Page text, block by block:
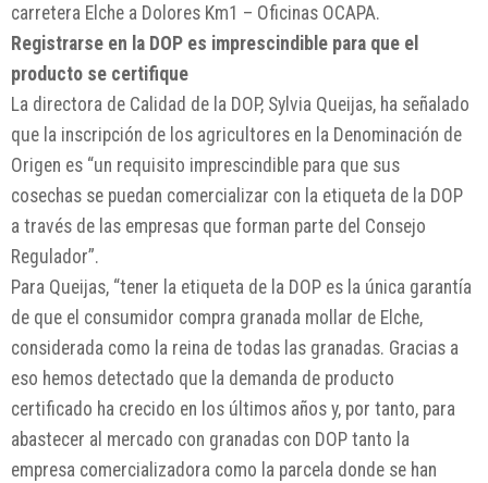
carretera Elche a Dolores Km1 – Oficinas OCAPA.
Registrarse en la DOP es imprescindible para que el
producto se certifique
La directora de Calidad de la DOP, Sylvia Queijas, ha señalado
que la inscripción de los agricultores en la Denominación de
Origen es “un requisito imprescindible para que sus
cosechas se puedan comercializar con la etiqueta de la DOP
a través de las empresas que forman parte del Consejo
Regulador”.
Para Queijas, “tener la etiqueta de la DOP es la única garantía
de que el consumidor compra granada mollar de Elche,
considerada como la reina de todas las granadas. Gracias a
eso hemos detectado que la demanda de producto
certificado ha crecido en los últimos años y, por tanto, para
abastecer al mercado con granadas con DOP tanto la
empresa comercializadora como la parcela donde se han